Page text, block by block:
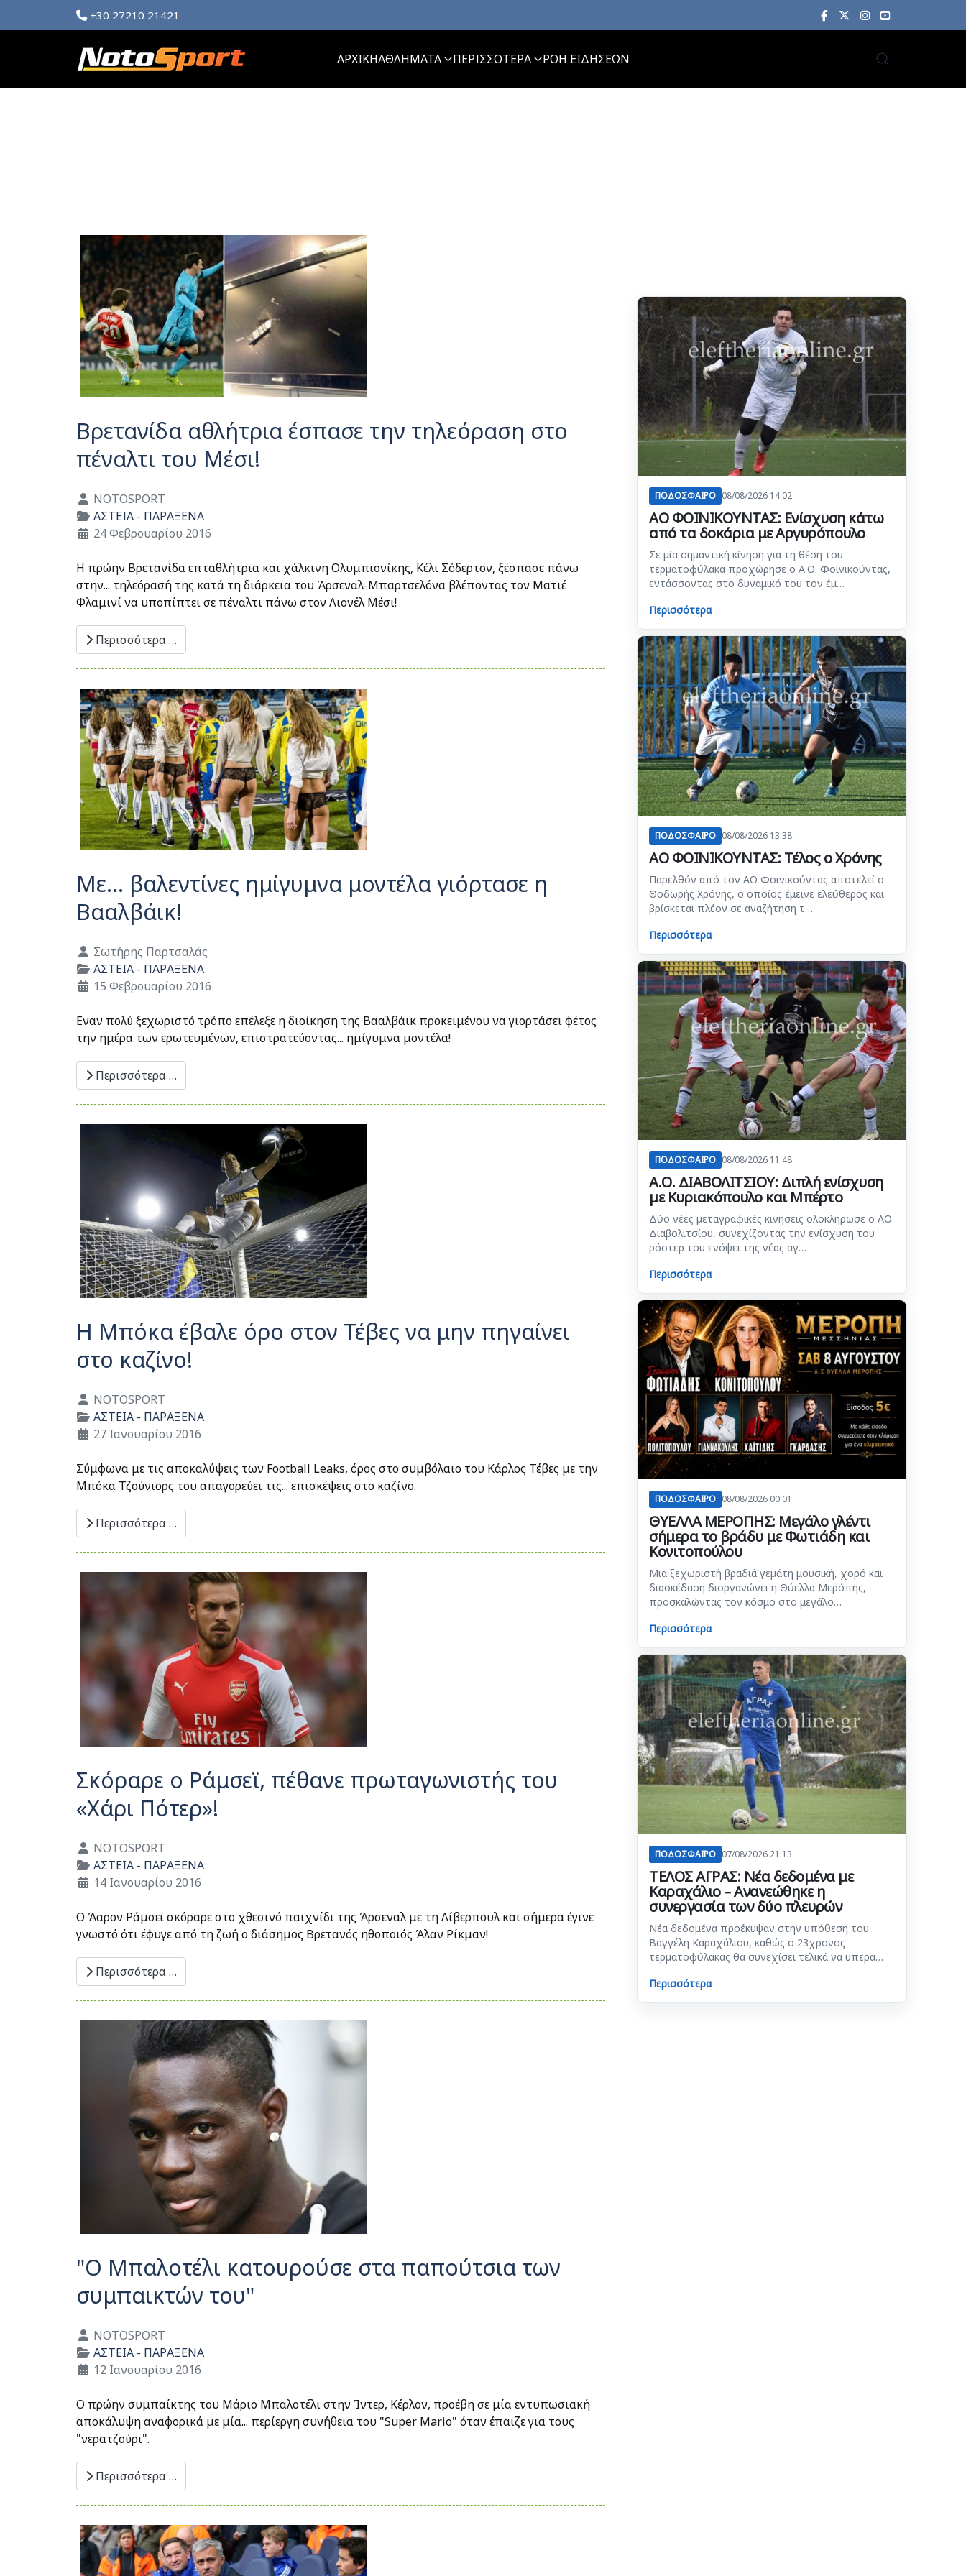
+30 27210 21421
ΑΡΧΙΚΗΑΘΛΗΜΑΤΑ ΠΕΡΙΣΣΟΤΕΡΑ ΡΟΗ ΕΙΔΗΣΕΩΝ
Βρετανίδα αθλήτρια έσπασε την τηλεόραση στο
πέναλτι του Μέσι!
Λεπτομέρειες
NOTOSPORT
ΑΣΤΕΙΑ - ΠΑΡΑΞΕΝΑ
24 Φεβρουαρίου 2016
Η πρώην Βρετανίδα επταθλήτρια και χάλκινη Ολυμπιονίκης, Κέλι Σόδερτον, ξέσπασε πάνω
στην... τηλεόρασή της κατά τη διάρκεια του Άρσεναλ-Μπαρτσελόνα βλέποντας τον Ματιέ
Φλαμινί να υποπίπτει σε πέναλτι πάνω στον Λιονέλ Μέσι!
Περισσότερα …
Με... βαλεντίνες ημίγυμνα μοντέλα γιόρτασε η
Βααλβάικ!
Λεπτομέρειες
Σωτήρης Παρτσαλάς
ΑΣΤΕΙΑ - ΠΑΡΑΞΕΝΑ
15 Φεβρουαρίου 2016
Εναν πολύ ξεχωριστό τρόπο επέλεξε η διοίκηση της Βααλβάικ προκειμένου να γιορτάσει φέτος
την ημέρα των ερωτευμένων, επιστρατεύοντας... ημίγυμνα μοντέλα!
Περισσότερα …
Η Μπόκα έβαλε όρο στον Τέβες να μην πηγαίνει
στο καζίνο!
Λεπτομέρειες
NOTOSPORT
ΑΣΤΕΙΑ - ΠΑΡΑΞΕΝΑ
27 Ιανουαρίου 2016
Σύμφωνα με τις αποκαλύψεις των Football Leaks, όρος στο συμβόλαιο του Κάρλος Τέβες με την
Μπόκα Τζούνιορς του απαγορεύει τις... επισκέψεις στο καζίνο.
Περισσότερα …
Σκόραρε ο Ράμσεϊ, πέθανε πρωταγωνιστής του
«Χάρι Πότερ»!
Λεπτομέρειες
NOTOSPORT
ΑΣΤΕΙΑ - ΠΑΡΑΞΕΝΑ
14 Ιανουαρίου 2016
Ο Άαρον Ράμσεϊ σκόραρε στο χθεσινό παιχνίδι της Άρσεναλ με τη Λίβερπουλ και σήμερα έγινε
γνωστό ότι έφυγε από τη ζωή ο διάσημος Βρετανός ηθοποιός Άλαν Ρίκμαν!
Περισσότερα …
"Ο Μπαλοτέλι κατουρούσε στα παπούτσια των
συμπαικτών του"
Λεπτομέρειες
NOTOSPORT
ΑΣΤΕΙΑ - ΠΑΡΑΞΕΝΑ
12 Ιανουαρίου 2016
Ο πρώην συμπαίκτης του Μάριο Μπαλοτέλι στην Ίντερ, Κέρλον, προέβη σε μία εντυπωσιακή
αποκάλυψη αναφορικά με μία... περίεργη συνήθεια του "Super Mario" όταν έπαιζε για τους
"νερατζούρι".
Περισσότερα …
ΠΟΔΟΣΦΑΙΡΟ 08/08/2026 14:02
ΑΟ ΦΟΙΝΙΚΟΥΝΤΑΣ: Ενίσχυση κάτω
από τα δοκάρια με Αργυρόπουλο
Σε μία σημαντική κίνηση για τη θέση του
τερματοφύλακα προχώρησε ο Α.Ο. Φοινικούντας,
εντάσσοντας στο δυναμικό του τον έμ…
Περισσότερα
ΠΟΔΟΣΦΑΙΡΟ 08/08/2026 13:38
ΑΟ ΦΟΙΝΙΚΟΥΝΤΑΣ: Τέλος ο Χρόνης
Παρελθόν από τον ΑΟ Φοινικούντας αποτελεί ο
Θοδωρής Χρόνης, ο οποίος έμεινε ελεύθερος και
βρίσκεται πλέον σε αναζήτηση τ…
Περισσότερα
ΠΟΔΟΣΦΑΙΡΟ 08/08/2026 11:48
Α.Ο. ΔΙΑΒΟΛΙΤΣΙΟΥ: Διπλή ενίσχυση
με Κυριακόπουλο και Μπέρτο
Δύο νέες μεταγραφικές κινήσεις ολοκλήρωσε ο ΑΟ
Διαβολιτσίου, συνεχίζοντας την ενίσχυση του
ρόστερ του ενόψει της νέας αγ…
Περισσότερα
ΠΟΔΟΣΦΑΙΡΟ 08/08/2026 00:01
ΘΥΕΛΛΑ ΜΕΡΟΠΗΣ: Μεγάλο γλέντι
σήμερα το βράδυ με Φωτιάδη και
Κονιτοπούλου
Μια ξεχωριστή βραδιά γεμάτη μουσική, χορό και
διασκέδαση διοργανώνει η Θύελλα Μερόπης,
προσκαλώντας τον κόσμο στο μεγάλο…
Περισσότερα
ΠΟΔΟΣΦΑΙΡΟ 07/08/2026 21:13
ΤΕΛΟΣ ΑΓΡΑΣ: Νέα δεδομένα με
Καραχάλιο – Ανανεώθηκε η
συνεργασία των δύο πλευρών
Νέα δεδομένα προέκυψαν στην υπόθεση του
Βαγγέλη Καραχάλιου, καθώς ο 23χρονος
τερματοφύλακας θα συνεχίσει τελικά να υπερα…
Περισσότερα